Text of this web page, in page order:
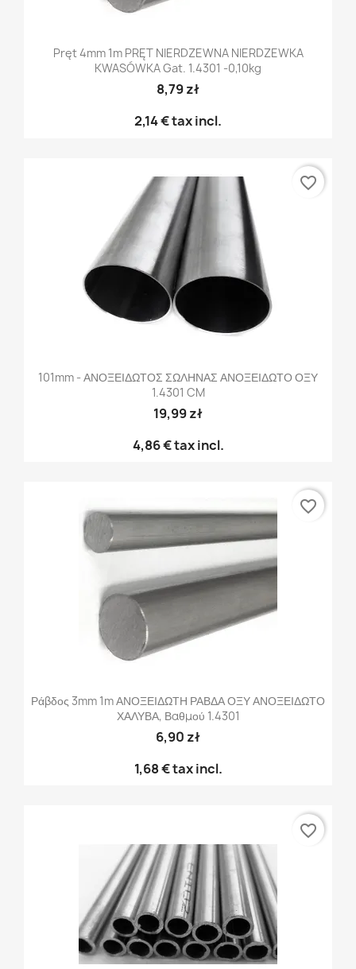
Pręt 4mm 1m PRĘT NIERDZEWNA NIERDZEWKA
KWASÓWKA Gat. 1.4301 -0,10kg
8,79 zł
2,14 €tax incl.
101mm - ΑΝΟΞΕΙΔΩΤΟΣ ΣΩΛΗΝΑΣ ΑΝΟΞΕΙΔΩΤΟ ΟΞΥ
1.4301 CM
19,99 zł
4,86 €tax incl.
favorite_border
Ράβδος 3mm 1m ΑΝΟΞΕΙΔΩΤΗ ΡΑΒΔΑ ΟΞΥ ΑΝΟΞΕΙΔΩΤΟ
ΧΑΛΥΒΑ, Βαθμού 1.4301
6,90 zł
1,68 €tax incl.
favorite_border
favorite_border